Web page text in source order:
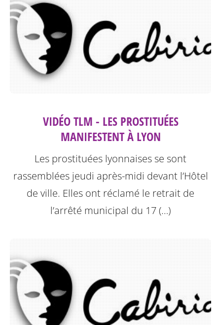
VIDÉO TLM - LES PROSTITUÉES
MANIFESTENT À LYON
Les prostituées lyonnaises se sont
rassemblées jeudi après-midi devant l’Hôtel
de ville. Elles ont réclamé le retrait de
l’arrêté municipal du 17 (…)